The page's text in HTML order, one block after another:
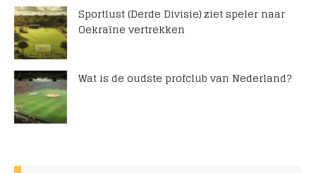
Sportlust (Derde Divisie) ziet speler naar
Oekraïne vertrekken
Wat is de oudste profclub van Nederland?